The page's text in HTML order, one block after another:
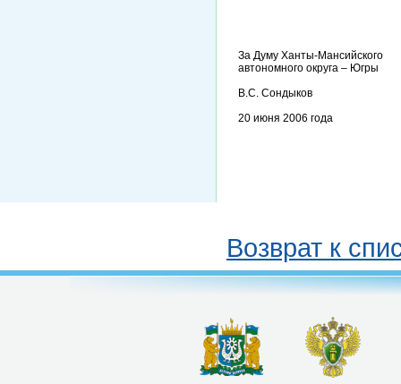
За Думу Ханты-Мансийского
автономного округа – Югры
В.С. Сондыков
20 июня 2006 года
Возврат к